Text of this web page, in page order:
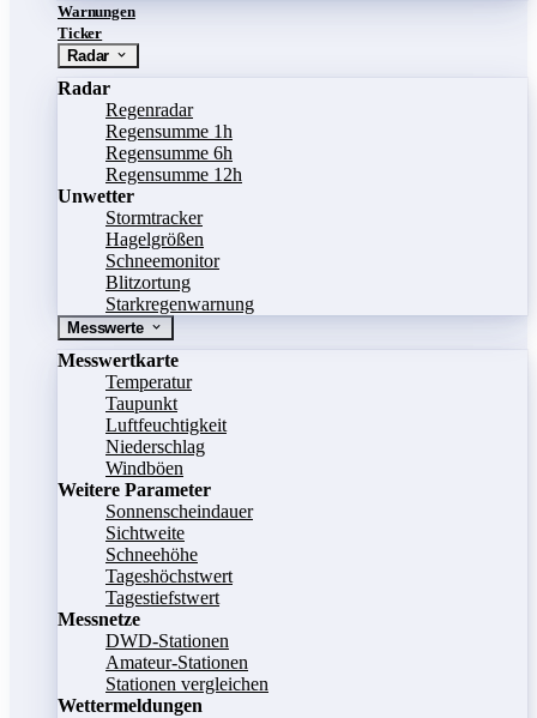
Warnungen
Ticker
Radar
Radar
Regenradar
Regensumme 1h
Regensumme 6h
Regensumme 12h
Unwetter
Stormtracker
Hagelgrößen
Schneemonitor
Blitzortung
Starkregenwarnung
Messwerte
Messwertkarte
Temperatur
Taupunkt
Luftfeuchtigkeit
Niederschlag
Windböen
Weitere Parameter
Sonnenscheindauer
Sichtweite
Schneehöhe
Tageshöchstwert
Tagestiefstwert
Messnetze
DWD-Stationen
Amateur-Stationen
Stationen vergleichen
Wettermeldungen